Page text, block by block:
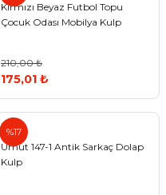
Kırmızı Beyaz Futbol Topu
Çocuk Odası Mobilya Kulp
210,00 ₺
175,01 ₺
%17
Umut
Umut 147-1 Antik Sarkaç Dolap
Kulp